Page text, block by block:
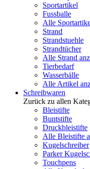
Sportartikel
Fussballe
Alle
Strand
Strandstuehle
Strandtücher
Alle Strand
Tierbedarf
Wasserbälle
Alle Artikel
Schreibwaren
Zurück zu allen
Bleistifte
Buntstifte
Druckbleistifte
Alle Bleistifte
Kugelschreiber
Parker
Touchpens